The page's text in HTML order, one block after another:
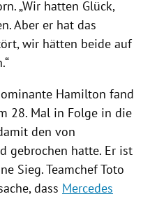
„Wir hatten Glück,
Aber er hat das
wir hätten beide auf
Hamilton fand
28. Mal in Folge in die
den von
gebrochen hatte. Er ist
Sieg. TeamchefToto
dass Mercedes